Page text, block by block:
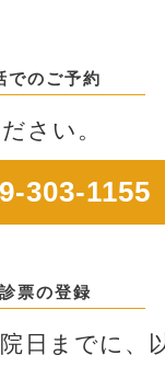
でのご予約
さい。
303-1155
票の登録
日までに、